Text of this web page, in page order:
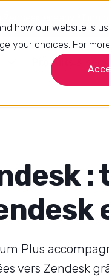
how our website is
your choices. For
Produits &
Plus
vers Zendesk